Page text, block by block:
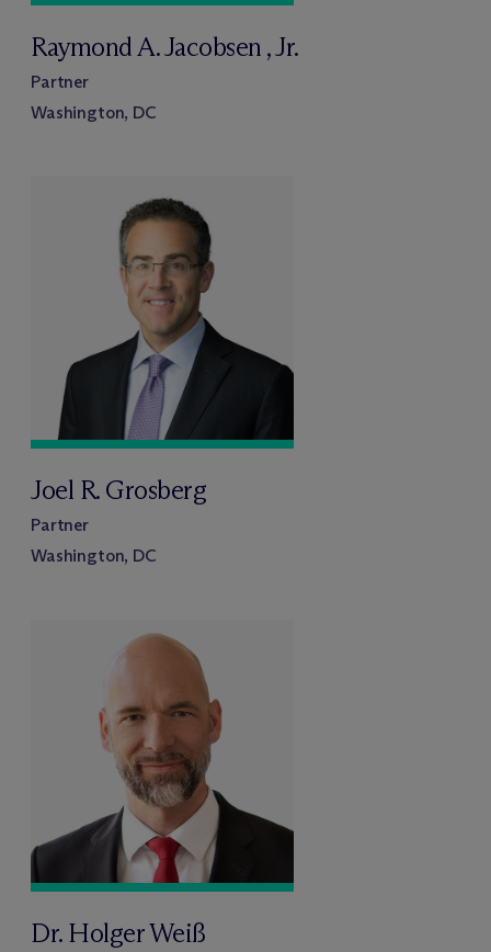
Raymond A. Jacobsen , Jr.
Partner
Washington, DC
Joel R. Grosberg
Partner
Washington, DC
Dr. Holger Weiß